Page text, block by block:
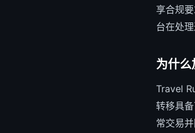
享合规
台在处
为什么
Travel
转移具
常交易